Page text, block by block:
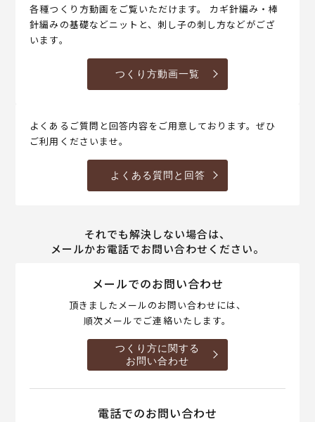
各種つくり方動画をご覧いただけます。 カギ針編み・棒
針編みの基礎などニットと、刺し子の刺し方などがござ
います。
つくり方動画一覧
よくあるご質問と回答内容をご用意しております。ぜひ
ご利用くださいませ。
よくある質問と回答
それでも解決しない場合は、
メールかお電話でお問い合わせください。
メールでのお問い合わせ
頂きましたメールのお問い合わせには、
順次メールでご連絡いたします。
つくり方に関する
お問い合わせ
電話でのお問い合わせ